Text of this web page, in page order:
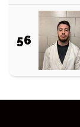
56